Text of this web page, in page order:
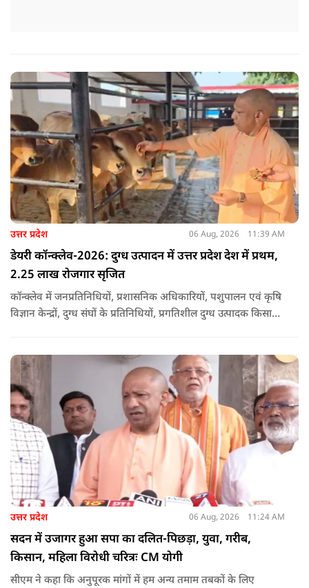
उत्तर प्रदेश 06 Aug, 2026 11:39 AM
डेयरी कॉन्क्लेव-2026: दुग्ध उत्पादन में उत्तर प्रदेश देश में प्रथम,
2.25 लाख रोजगार सृजित
कॉन्क्लेव में जनप्रतिनिधियों, प्रशासनिक अधिकारियों, पशुपालन एवं कृषि
विज्ञान केन्द्रों, दुग्ध संघों के प्रतिनिधियों, प्रगतिशील दुग्ध उत्पादक किसानों,
उत्तर प्रदेश 06 Aug, 2026 11:24 AM
सदन में उजागर हुआ सपा का दलित-पिछड़ा, युवा, गरीब,
किसान, महिला विरोधी चरित्रः CM योगी
सीएम ने कहा कि अनुपूरक मांगों में हम अन्य तमाम तबकों के लिए